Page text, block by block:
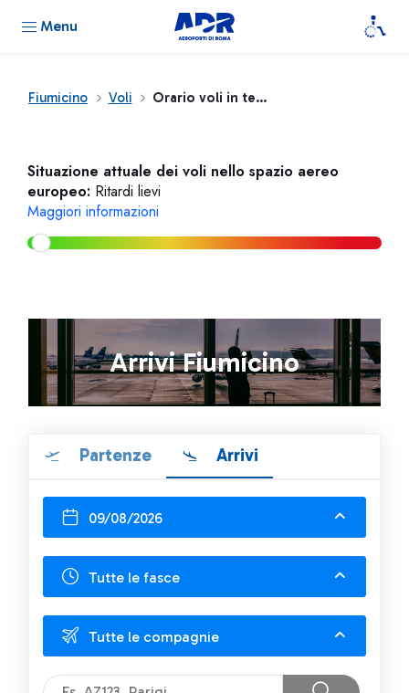
Menu
Fiumicino Voli Orario voli in tempo reale
Situazione attuale dei voli nello spazio aereo
europeo: Ritardi lievi
Maggiori informazioni
Arrivi Fiumicino
Partenze Arrivi
09/08/2026
Tutte le fasce
Tutte le compagnie